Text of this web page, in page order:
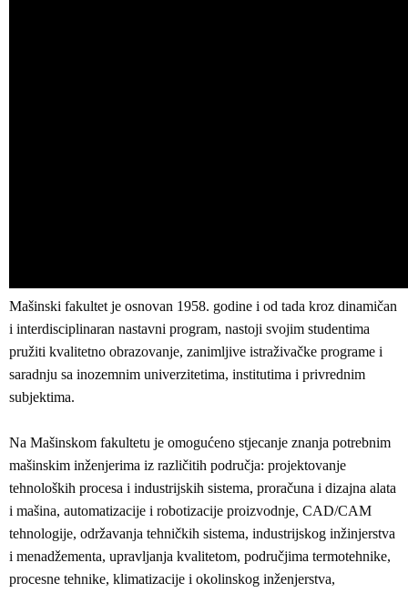
Mašinski fakultet je osnovan 1958. godine i od tada kroz dinamičan
i interdisciplinaran nastavni program, nastoji svojim studentima
pružiti kvalitetno obrazovanje, zanimljive istraživačke programe i
saradnju sa inozemnim univerzitetima, institutima i privrednim
subjektima.
Na Mašinskom fakultetu je omogućeno stjecanje znanja potrebnim
mašinskim inženjerima iz različitih područja: projektovanje
tehnoloških procesa i industrijskih sistema, proračuna i dizajna alata
i mašina, automatizacije i robotizacije proizvodnje, CAD/CAM
tehnologije, održavanja tehničkih sistema, industrijskog inžinjerstva
i menadžementa, upravljanja kvalitetom, područjima termotehnike,
procesne tehnike, klimatizacije i okolinskog inženjerstva,